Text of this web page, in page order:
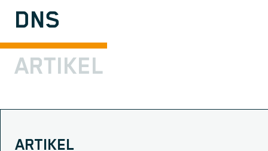
DNS
ARTIKEL
ARTIKEL